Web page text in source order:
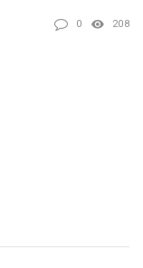
0 208